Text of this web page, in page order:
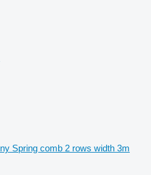
ny Spring comb 2 rows width 3m